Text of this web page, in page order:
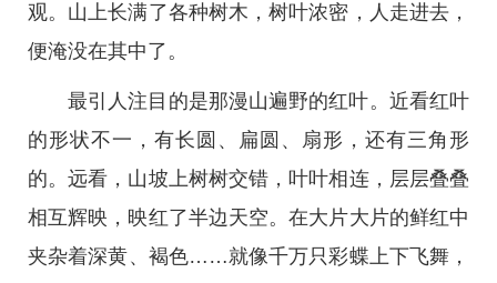
观。山上长满了各种树木，树叶浓密，人走进去，
便淹没在其中了。
最引人注目的是那漫山遍野的红叶。近看红叶
的形状不一，有长圆、扁圆、扇形，还有三角形
的。远看，山坡上树树交错，叶叶相连，层层叠叠
相互辉映，映红了半边天空。在大片大片的鲜红中
夹杂着深黄、褐色……就像千万只彩蝶上下飞舞，